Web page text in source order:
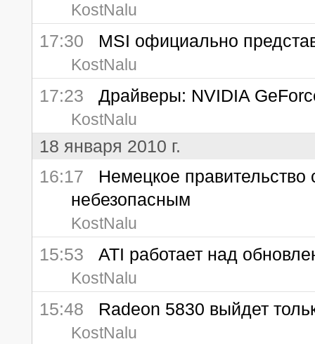
KostNalu
17:30 MSI официально
KostNalu
17:23 Драйверы: NVIDIA
KostNalu
18 января 2010 г.
16:17 Немецкое правительство
небезопасным
KostNalu
15:53 ATI работает над
KostNalu
15:48 Radeon 5830 выйдет
KostNalu